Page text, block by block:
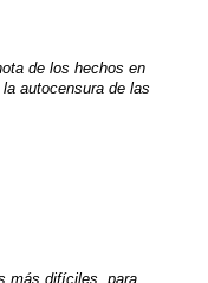
de los hechos en
autocensura de las
más difíciles, para